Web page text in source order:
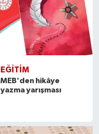
EĞITIM
MEB'den hikâye
yazma yarışması